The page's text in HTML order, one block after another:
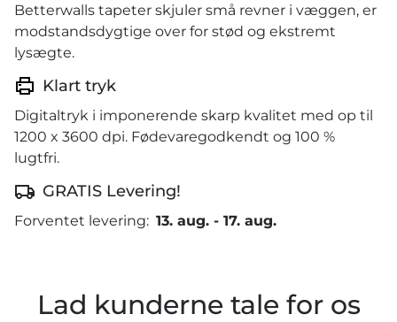
Betterwalls tapeter skjuler små revner i væggen, er
modstandsdygtige over for stød og ekstremt
lysægte.
Klart tryk
Digitaltryk i imponerende skarp kvalitet med op til
1200 x 3600 dpi. Fødevaregodkendt og 100 %
lugtfri.
GRATIS Levering!
Forventet levering: 13. aug. - 17. aug.
Lad kunderne tale for os